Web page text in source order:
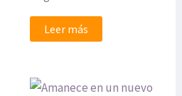
Leer más